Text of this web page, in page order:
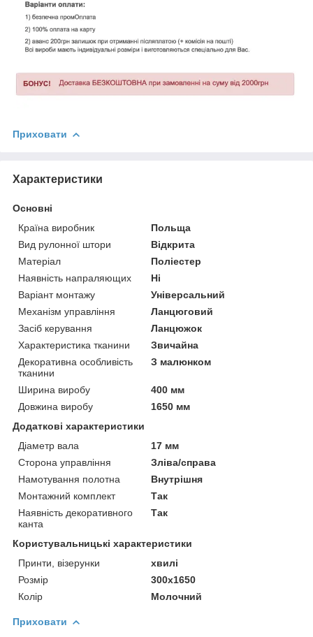
Приховати
Характеристики
Основні
Країна виробник
Польща
Вид рулонної штори
Відкрита
Матеріал
Поліестер
Наявність напраляющих
Ні
Варіант монтажу
Універсальний
Механізм управління
Ланцюговий
Засіб керування
Ланцюжок
Характеристика тканини
Звичайна
Декоративна особливість
тканини
З малюнком
Ширина виробу
400 мм
Довжина виробу
1650 мм
Додаткові характеристики
Діаметр вала
17 мм
Сторона управління
Зліва/справа
Намотування полотна
Внутрішня
Монтажний комплект
Так
Наявність декоративного
канта
Так
Користувальницькі характеристики
Принти, візерунки
хвилі
Розмір
300х1650
Колір
Молочний
Приховати